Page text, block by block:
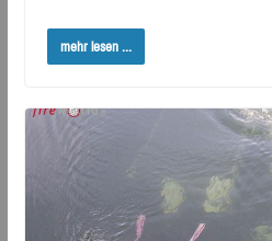
mehr lesen ...